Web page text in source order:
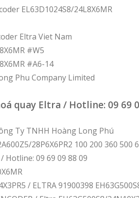
EL63D1024S8/24L8X6MR
Eltra Viet Nam
#W5
#A6-14
Phu Company Limited
quay Eltra / Hotline: 09 69
Ty TNHH Hoàng Long Phú
28P6X6PR2 100 200 360 500
Hotline: 09 69 09 88 09
/ ELTRA 91900398